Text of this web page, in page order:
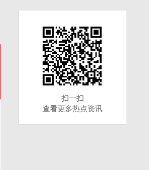
扫一扫
查看更多热点资讯
扫一扫
查看更多热点资讯